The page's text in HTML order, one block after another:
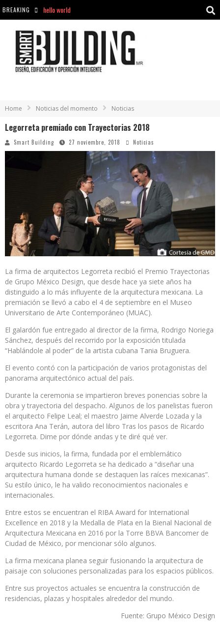
BREAKING hello world
hello world
Home Noticias del momento Noticias
Legorreta premiado con Trayectorias 2018
Smart Building 27 noviembre, 2018 Noticias
La firma de arquitectos Legorreta recibió el Premio Trayectorias
de Grupo México Design, que desde hace ya siete años ha
distinguido a lo más influyente de la arquitectura mexicana. La
premiación se llevó a cabo el 4 de septiembre en el Museo
Universitario de Arte Contemporáneo (MUAC).
El galardón fue entregado al director de la firma, Rodrigo Noriega
Sánchez, después del recorrido por la exposición titulada
“Hablándole al poder” de la artista cubana Tania Bruguera.
El evento contó con la participación de varios protagonistas del
panorama arquitectónico actual del país.
Durante la ceremonia se impartieron breves ponencias sobre la
obra y trayectoria del despacho. Algunos de los panelistas fueron
el arquitecto Felipe Leal; el maestro Jaime Alverde Lozada y la
escritora Ana Terán, autora del libro Tras los pasos de Ricardo
Legorreta. Dime por dónde andas y te diré qué ver.
Desde sus inicios, la firma, fundada por el emblemático
arquitecto Ricardo Legorreta se ha dedicado a “diseñar una
arquitectura humana donde se destaquen las raíces mexicanas”.
Su estilo único, le ha valido reconocimientos nacionales e
internacionales.
Entre estos se encuentran el RIBA Award for International
Excellence en 2018 y la Medalla de Plata en la Bienal Nacional de
Arquitectura Mexicana en 2016 por la Torre BBVA Bancomer de
Ciudad de México, por mencionar sólo algunos.
La firma mexicana planea seguir fusionando la arquitectura de
paisaje con soluciones personalizadas para los espacios públicos.
Entre sus proyectos actuales se encuentra la construcción de
residencias, plazas y hospitales alrededor del mundo.
Fuente: Grupo México Design